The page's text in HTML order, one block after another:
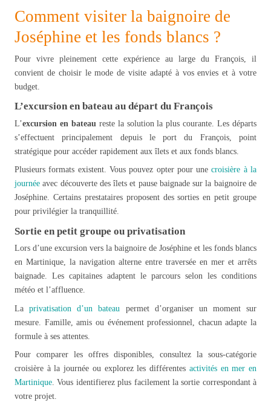
Comment visiter la baignoire de
Joséphine et les fonds blancs ?
Pour vivre pleinement cette expérience au large du François, il
convient de choisir le mode de visite adapté à vos envies et à votre
budget.
L’excursion en bateau au départ du François
L’excursion en bateau reste la solution la plus courante. Les départs
s’effectuent principalement depuis le port du François, point
stratégique pour accéder rapidement aux îlets et aux fonds blancs.
Plusieurs formats existent. Vous pouvez opter pour unecroisière à la
journée avec découverte des îlets et pause baignade sur la baignoire de
Joséphine. Certains prestataires proposent des sorties en petit groupe
pour privilégier la tranquillité.
Sortie en petit groupe ou privatisation
Lors d’une excursion vers la baignoire de Joséphine et les fonds blancs
en Martinique, la navigation alterne entre traversée en mer et arrêts
baignade. Les capitaines adaptent le parcours selon les conditions
météo et l’affluence.
Laprivatisation d’un bateau permet d’organiser un moment sur
mesure. Famille, amis ou événement professionnel, chacun adapte la
formule à ses attentes.
Pour comparer les offres disponibles, consultez la sous-catégorie
croisière à la journée ou explorez les différentes activités en mer en
Martinique. Vous identifierez plus facilement la sortie correspondant à
votre projet.